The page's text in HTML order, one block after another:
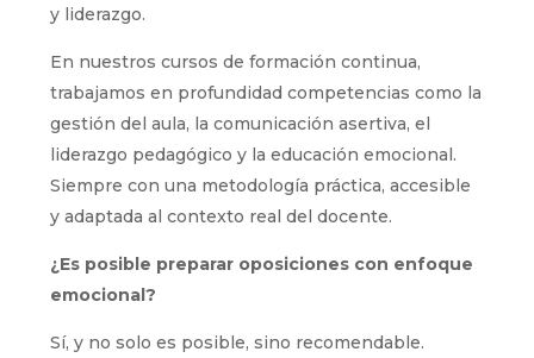
y liderazgo.
En nuestros cursos de formación continua,
trabajamos en profundidad competencias como la
gestión del aula, la comunicación asertiva, el
liderazgo pedagógico y la educación emocional.
Siempre con una metodología práctica, accesible
y adaptada al contexto real del docente.
¿Es posible preparar oposiciones con enfoque
emocional?
Sí, y no solo es posible, sino recomendable.